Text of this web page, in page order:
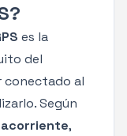
es la
del
conectado al
Según
,